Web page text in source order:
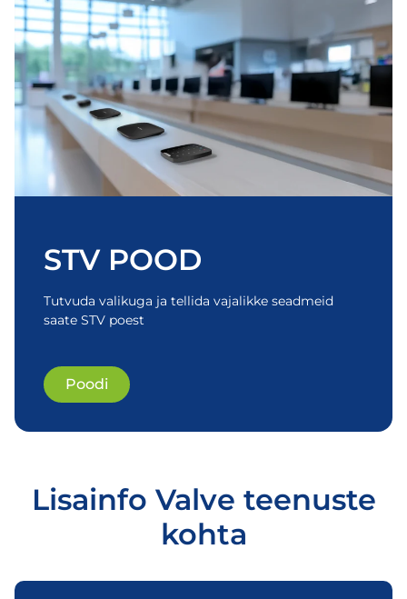
STV POOD
Tutvuda valikuga ja tellida vajalikke seadmeid
saate STV poest
Poodi
Lisainfo Valve teenuste
kohta